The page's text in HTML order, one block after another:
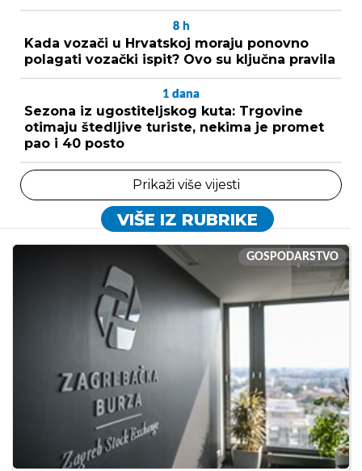
8 h
Kada vozači u Hrvatskoj moraju ponovno
polagati vozački ispit? Ovo su ključna pravila
1 dana
Sezona iz ugostiteljskog kuta: Trgovine
otimaju štedljive turiste, nekima je promet
pao i 40 posto
Prikaži više vijesti
VIŠE IZ RUBRIKE
GOSPODARSTVO